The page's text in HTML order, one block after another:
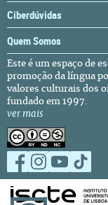
Ciberdúvidas
Quem Somos
Este é um espaço de
promoção da língua
valores culturais dos
fundado em 1997.
ver mais